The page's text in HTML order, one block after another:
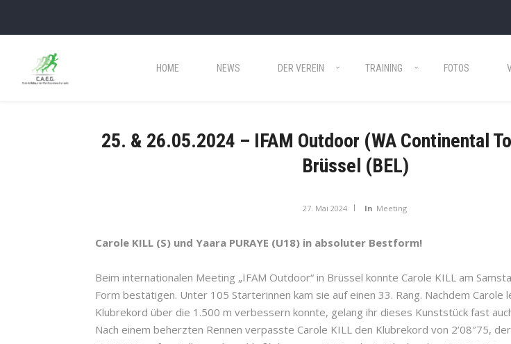
HOME NEWS DER VEREIN TRAINING FOTOS
25. & 26.05.2024 – IFAM Outdoor (WA Continental
Brüssel (BEL)
27. Mai 2024 In Meeting
Carole KILL (S) und Yaara PURAYE (U18) in absoluter Bestform!
Beim internationalen Meeting „IFAM Outdoor“ in Brüssel konnte Carole KILL am
Form bestätigen. Unter 105 Starterinnen kam sie auf einen 33. Rang. Nachdem Carole
Klubrekord über die 1.500 m verbessern konnte, gelang ihr dieses Kunststück fast
Nach einem beherzten Rennen verpasste Carole KILL den Klubrekord von 2’08″75,